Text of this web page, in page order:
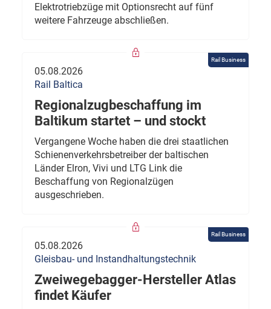
Elektrotriebzüge mit Optionsrecht auf fünf
weitere Fahrzeuge abschließen.
Rail Business
05.08.2026
Rail Baltica
Regionalzugbeschaffung im
Baltikum startet – und stockt
Vergangene Woche haben die drei staatlichen
Schienenverkehrsbetreiber der baltischen
Länder Elron, Vivi und LTG Link die
Beschaffung von Regionalzügen
ausgeschrieben.
Rail Business
05.08.2026
Gleisbau- und Instandhaltungstechnik
Zweiwegebagger-Hersteller Atlas
findet Käufer